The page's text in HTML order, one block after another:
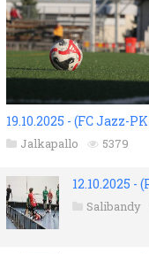
19.10.2025 - (FC Jazz-
Jalkapallo 5379
12.10.2025 -
Salibandy